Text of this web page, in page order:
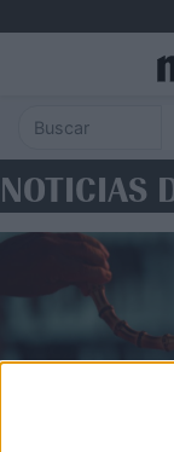
NOTICIAS